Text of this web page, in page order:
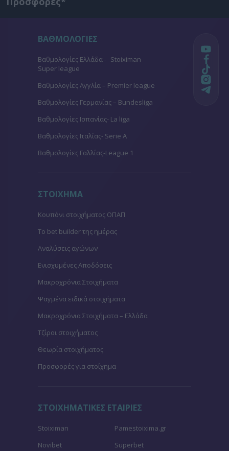
ΒΑΘΜΟΛΟΓΙΕΣ
Βαθμολογίες Ελλάδα - Stoiximan
Super league
Βαθμολογίες Aγγλία – Premier league
Βαθμολογίες Γερμανίας – Bundesliga
Βαθμολογίες Ισπανίας- La liga
Βαθμολογίες Ιταλίας- Serie A
Βαθμολογίες Γαλλίας-League 1
ΣΤΟΙΧΗΜΑ
Κουπόνι στοιχήματος ΟΠΑΠ
To bet builder της ημέρας
Αναλύσεις αγώνων
Ενισχυμένες Αποδόσεις
Μακροχρόνια Στοιχήματα
Ψαγμένα ειδικά στοιχήματα
Μακροχρόνια Στοιχήματα – Ελλάδα
Τζίροι στοιχήματος
Θεωρία στοιχήματος
Προσφορές για στοίχημα
ΣΤΟΙΧΗΜΑΤΙΚΕΣ ΕΤΑΙΡΙΕΣ
Stoiximan
Pamestoixima.gr
Novibet
Superbet